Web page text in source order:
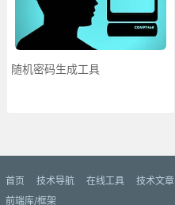
随机密码生成工具
首页 技术导航 在线工具 技术文章
前端库/框架